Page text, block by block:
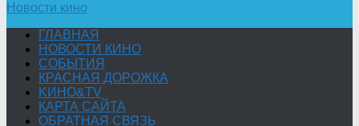
Новости кино
ГЛАВНАЯ
НОВОСТИ КИНО
СОБЫТИЯ
КРАСНАЯ ДОРОЖКА
KИНО&TV
КАРТА САЙТА
ОБРАТНАЯ СВЯЗЬ